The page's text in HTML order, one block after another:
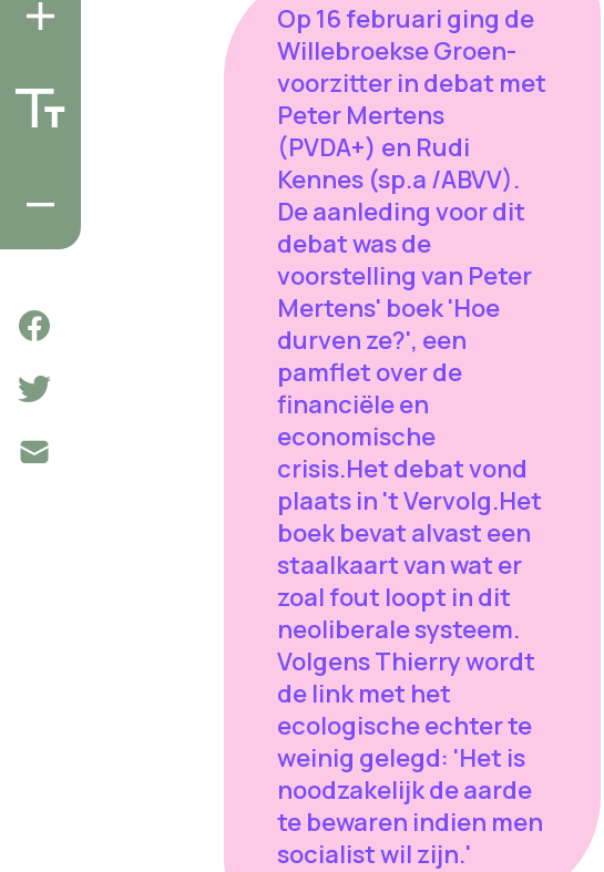
Op 16 februari ging de
Willebroekse Groen-
voorzitter in debat met
Peter Mertens
(PVDA+) en Rudi
Kennes (sp.a /ABVV).
De aanleding voor dit
debat was de
voorstelling van Peter
Mertens' boek 'Hoe
durven ze?', een
pamflet over de
financiële en
economische
crisis.Het debat vond
plaats in 't Vervolg.Het
boek bevat alvast een
staalkaart van wat er
zoal fout loopt in dit
neoliberale systeem.
Volgens Thierry wordt
de link met het
ecologische echter te
weinig gelegd: 'Het is
noodzakelijk de aarde
te bewaren indien men
socialist wil zijn.'